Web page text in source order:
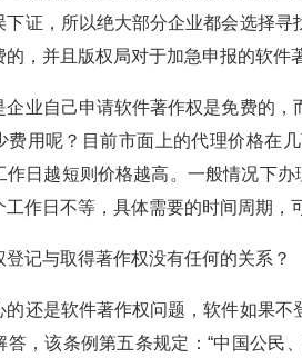
下证，所以绝大部分企业都会选择
的，并且版权局对于加急申报的软件
企业自己申请软件著作权是免费的
费用呢？目前市面上的代理价格在
作日越短则价格越高。一般情况下
工作日不等，具体需要的时间周期，
登记与取得著作权没有任何的关系？
的还是软件著作权问题，软件如果
答，该条例第五条规定：“中国公民